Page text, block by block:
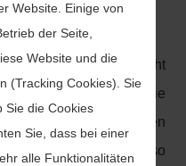
hat das Landesgericht
dass man durch die
die Inhalte der gelinkten
hat. Dies kann, so
Website. Einige von
der Seite,
Website und die
(Tracking Cookies). Sie
Sie die Cookies
Sie, dass bei einer
alle Funktionalitäten